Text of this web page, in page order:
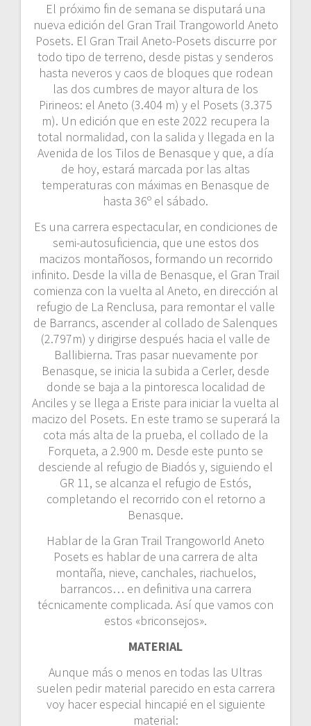
El próximo fin de semana se disputará una
nueva edición del Gran Trail Trangoworld Aneto
Posets. El Gran Trail Aneto-Posets discurre por
todo tipo de terreno, desde pistas y senderos
hasta neveros y caos de bloques que rodean
las dos cumbres de mayor altura de los
Pirineos: el Aneto (3.404 m) y el Posets (3.375
m). Un edición que en este 2022 recupera la
total normalidad, con la salida y llegada en la
Avenida de los Tilos de Benasque y que, a día
de hoy, estará marcada por las altas
temperaturas con máximas en Benasque de
hasta 36º el sábado.
Es una carrera espectacular, en condiciones de
semi-autosuficiencia, que une estos dos
macizos montañosos, formando un recorrido
infinito. Desde la villa de Benasque, el Gran Trail
comienza con la vuelta al Aneto, en dirección al
refugio de La Renclusa, para remontar el valle
de Barrancs, ascender al collado de Salenques
(2.797m) y dirigirse después hacia el valle de
Ballibierna. Tras pasar nuevamente por
Benasque, se inicia la subida a Cerler, desde
donde se baja a la pintoresca localidad de
Anciles y se llega a Eriste para iniciar la vuelta al
macizo del Posets. En este tramo se superará la
cota más alta de la prueba, el collado de la
Forqueta, a 2.900 m. Desde este punto se
desciende al refugio de Biadós y, siguiendo el
GR 11, se alcanza el refugio de Estós,
completando el recorrido con el retorno a
Benasque.
Hablar de la Gran Trail Trangoworld Aneto
Posets es hablar de una carrera de alta
montaña, nieve, canchales, riachuelos,
barrancos… en definitiva una carrera
técnicamente complicada. Así que vamos con
estos «briconsejos».
MATERIAL
Aunque más o menos en todas las Ultras
suelen pedir material parecido en esta carrera
voy hacer especial hincapié en el siguiente
material: